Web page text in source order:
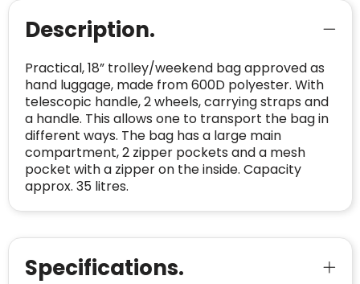
Description.
Practical, 18” trolley/weekend bag approved as
hand luggage, made from 600D polyester. With
telescopic handle, 2 wheels, carrying straps and
a handle. This allows one to transport the bag in
different ways. The bag has a large main
compartment, 2 zipper pockets and a mesh
pocket with a zipper on the inside. Capacity
approx. 35 litres.
Specifications.
Telefoonnummer:+32 479 88 00 36
E-
mailadres:
mia@linkkado.be Geverifieerd
BEDRIJFSGEGEVENS
Bedrijfsnaam: Linkkado
Domein:
onderneming:
Aantal werknemers: 1-10
op veiligheidsproblemen.
Safe Browsing:geen probleem
gedetecteerd
Blacklist Geen site op de zwarte lijst
Geldig SSL-certificaat
Spam E-mail is spamvrij
Websites die consequent een hoog niveau
van klanttevredenheid handhaven en
voldoen aan een hoog niveau van
veiligheidsprotocol, kunnen Trustindex-
certificaat verkrijgen. Zoekt u bij het winkelen
naar de certificaten van Trustindex en koopt u
Meer informatie»
Bouwt u vertrouwen op en verhoogt u uw